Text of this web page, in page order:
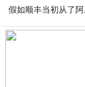
假如顺丰当初从了